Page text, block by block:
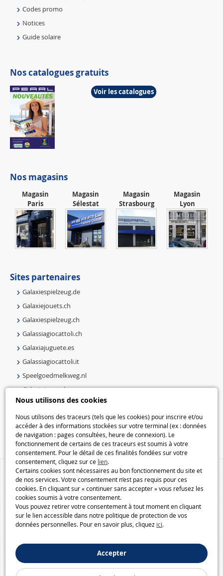
Nous utilisons des cookies
Nous utilisons des traceurs (tels que les cookies) pour inscrire et/ou
accéder à des informations stockées sur votre terminal (ex : données
de navigation : pages consultées, heure de connexion). Le
fonctionnement de certains de ces traceurs est soumis à votre
consentement. Pour le détail de ces finalités fondées sur votre
consentement, cliquez sur ce lien.
Certains cookies sont nécessaires au bon fonctionnement du site et
de nos services. Votre consentement n’est pas requis pour ces
cookies. En cliquant sur « continuer sans accepter » vous refusez les
cookies soumis à votre consentement.
Vous pouvez retirer votre consentement à tout moment en cliquant
sur le lien accessible dans notre politique de protection de vos
données personnelles. Pour en savoir plus, cliquez ici.
Accepter
Codes promo
Notices
Guide solaire
Nos catalogues gratuits
Voir les catalogues
Nos magasins
Magasin
Paris
Magasin
Sélestat
Magasin
Strasbourg
Magasin
Lyon
Sites partenaires
Galaxiespielzeug.de
Galaxiejouets.ch
Galaxiespielzeug.ch
Galassiagiocattoli.ch
Galaxiajuguete.es
Galassiagiocattoli.it
Speelgoedmelkweg.nl
Galaxiejouets.be
Galaxiespielzeug.be
Speelgoedmelkweg.be
Macway.com